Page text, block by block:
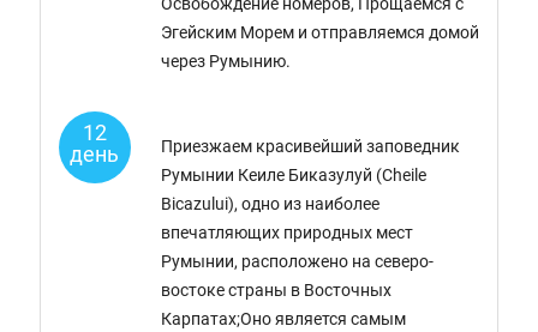
Эгейским Морем и отправляемся домой
через Румынию.
12
день
Приезжаем красивейший заповедник
Румынии Кеиле Биказулуй (Cheile
Bicazului), одно из наиболее
впечатляющих природных мест
Румынии, расположено на северо-
востоке страны в Восточных
Карпатах;Оно является самым